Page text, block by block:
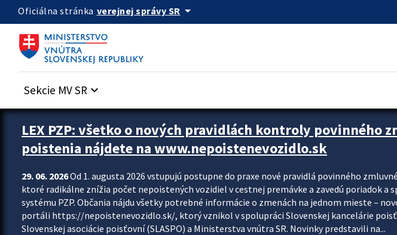
Preskocit na hlavný obsah
Oficiálna stránka verejnej správy SR arrow_drop_down
Sekcie MV SR keyboard_arrow_down
Zastavit automatický posun upútavok
LEX PZP: všetko o nových pravidlách kontroly povinného
poistenia nájdete na www.nepoistenevozidlo.sk
29. 06. 2026Od 1. augusta 2026 vstupujú postupne do praxe nové pravidlá povinného
ktoré radikálne znížia počet nepoistených vozidiel v cestnej premávke a zavedú poriadok a
systému PZP. Občania nájdu všetky potrebné informácie o zmenách na jednom mieste –
portáli https://nepoistenevozidlo.sk/, ktorý vznikol v spolupráci Slovenskej kancelárie
Slovenskej asociácie poisťovní (SLASPO) a Ministerstva vnútra SR. Novinky predstavili na...